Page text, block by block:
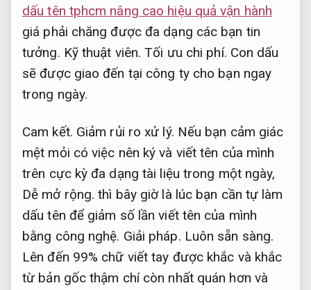
dấu tên tphcm nâng cao hiệu quả vận hành
giá phải chăng được đa dạng các bạn tin
tưởng. Kỹ thuật viên. Tối ưu chi phí. Con dấu
sẽ được giao đến tại công ty cho bạn ngay
trong ngày.
Cam kết. Giảm rủi ro xử lý. Nếu bạn cảm giác
mệt mỏi có việc nên ký và viết tên của mình
trên cực kỳ đa dạng tài liệu trong một ngày,
Dễ mở rộng. thì bây giờ là lúc bạn cần tự làm
dấu tên để giảm số lần viết tên của mình
bằng công nghệ. Giải pháp. Luôn sẵn sàng.
Lên đến 99% chữ viết tay được khắc và khắc
từ bản gốc thậm chí còn nhất quán hơn và